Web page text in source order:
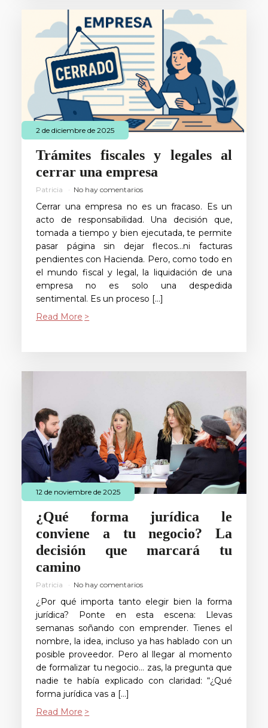
2 de diciembre de 2025
Trámites fiscales y legales al
cerrar una empresa
Patricia No hay comentarios
Cerrar una empresa no es un fracaso. Es un
acto de responsabilidad. Una decisión que,
tomada a tiempo y bien ejecutada, te permite
pasar página sin dejar flecos…ni facturas
pendientes con Hacienda. Pero, como todo en
el mundo fiscal y legal, la liquidación de una
empresa no es solo una despedida
sentimental. Es un proceso […]
Read More
12 de noviembre de 2025
¿Qué forma jurídica le
conviene a tu negocio? La
decisión que marcará tu
camino
Patricia No hay comentarios
¿Por qué importa tanto elegir bien la forma
jurídica? Ponte en esta escena: Llevas
semanas soñando con emprender. Tienes el
nombre, la idea, incluso ya has hablado con un
posible proveedor. Pero al llegar al momento
de formalizar tu negocio… zas, la pregunta que
nadie te había explicado con claridad: “¿Qué
forma jurídica vas a […]
Read More